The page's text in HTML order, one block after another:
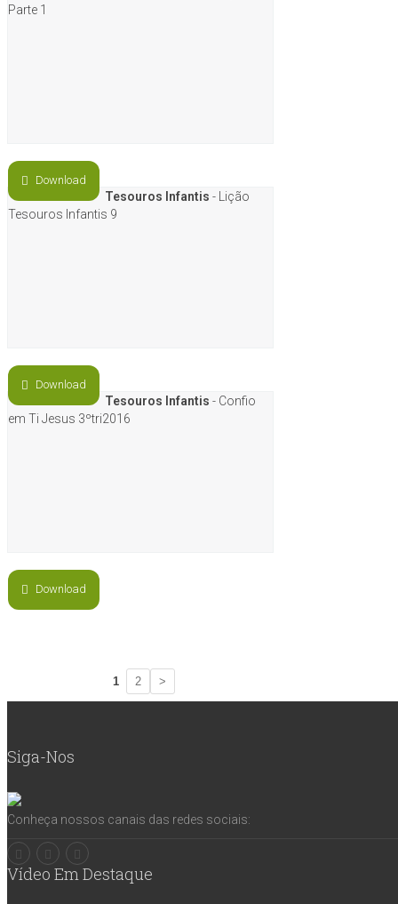
Parte 1
Download
Tesouros Infantis - Lição
Tesouros Infantis 9
Download
Tesouros Infantis - Confio
em Ti Jesus 3ºtri2016
Download
1 2 >
Siga-Nos
Conheça nossos canais das redes sociais:
Vídeo Em Destaque